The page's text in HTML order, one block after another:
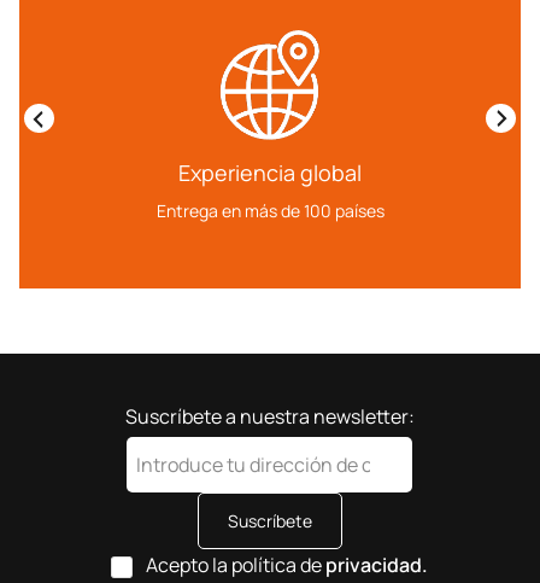
Experiencia global
Entrega en más de 100 países
Suscríbete a nuestra newsletter:
Suscríbete
Acepto la política deprivacidad.